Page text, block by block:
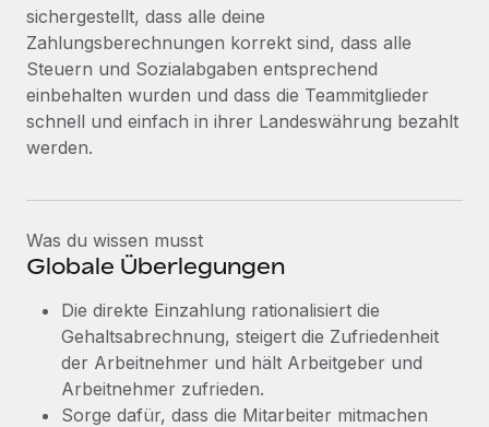
sichergestellt, dass alle deine
Zahlungsberechnungen korrekt sind, dass alle
Steuern und Sozialabgaben entsprechend
einbehalten wurden und dass die Teammitglieder
schnell und einfach in ihrer Landeswährung bezahlt
werden.
Was du wissen musst
Globale Überlegungen
Die direkte Einzahlung rationalisiert die
Gehaltsabrechnung, steigert die Zufriedenheit
der Arbeitnehmer und hält Arbeitgeber und
Arbeitnehmer zufrieden.
Sorge dafür, dass die Mitarbeiter mitmachen